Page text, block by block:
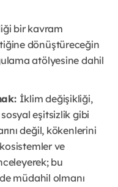
bir kavram
dönüştüreceğin
atölyesine dahil
İklim değişikliği,
eşitsizlik gibi
değil, kökenlerini
ve
bu
müdahil olmanı